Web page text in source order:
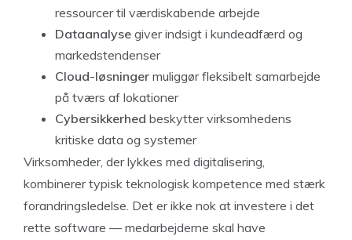
ressourcer til værdiskabende arbejde
Dataanalyse giver indsigt i kundeadfærd og
markedstendenser
Cloud-løsninger muliggør fleksibelt samarbejde
på tværs af lokationer
Cybersikkerhed beskytter virksomhedens
kritiske data og systemer
Virksomheder, der lykkes med digitalisering,
kombinerer typisk teknologisk kompetence med stærk
forandringsledelse. Det er ikke nok at investere i det
rette software — medarbejderne skal have